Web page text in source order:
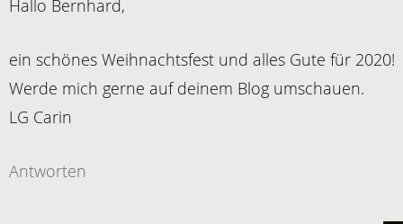
Hallo Bernhard,
ein schönes Weihnachtsfest und alles Gute für 2020!
Werde mich gerne auf deinem Blog umschauen.
LG Carin
Antworten